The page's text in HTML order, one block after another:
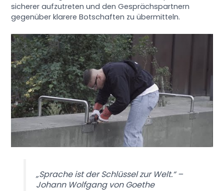
sicherer aufzutreten und den Gesprächspartnern
gegenüber klarere Botschaften zu übermitteln.
„Sprache ist der Schlüssel zur Welt.“ –
Johann Wolfgang von Goethe